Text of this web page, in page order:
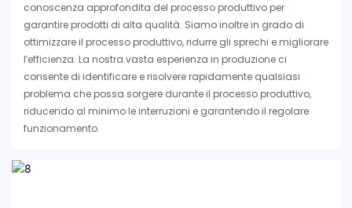
conoscenza approfondita del processo produttivo per
garantire prodotti di alta qualità. Siamo inoltre in grado di
ottimizzare il processo produttivo, ridurre gli sprechi e migliorare
l'efficienza. La nostra vasta esperienza in produzione ci
consente di identificare e risolvere rapidamente qualsiasi
problema che possa sorgere durante il processo produttivo,
riducendo al minimo le interruzioni e garantendo il regolare
funzionamento.